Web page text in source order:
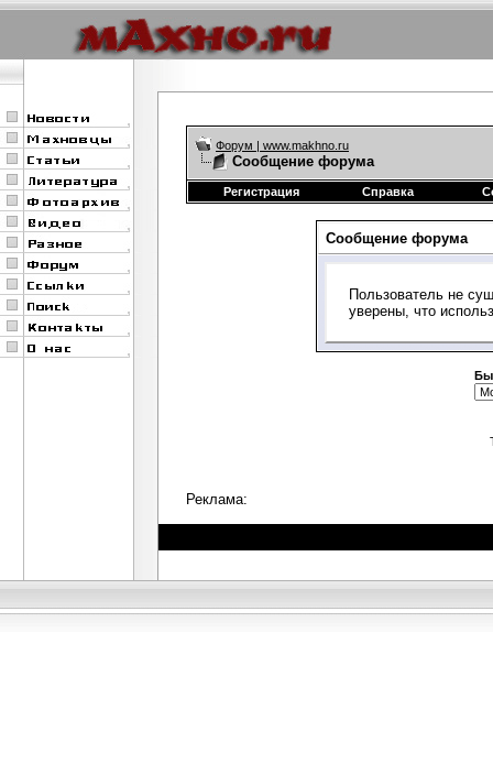
Форум | www.makhno.ru
Сообщение форума
Регистрация Справка
Сообщение форума
Пользователь не
уверены, что
Реклама: